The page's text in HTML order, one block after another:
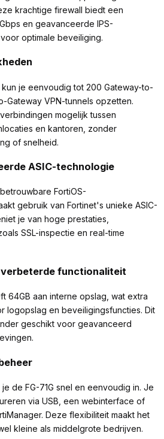
krachtige firewall biedt een
en geavanceerde IPS-
optimale beveiliging.
kun je eenvoudig tot 200 Gateway-to-
Gateway VPN-tunnels opzetten.
mogelijk tussen
en kantoren, zonder
of snelheid.
ASIC-technologie
FortiOS-
gebruik van Fortinet's unieke ASIC-
je van hoge prestaties,
SSL-inspectie en real-time
functionaliteit
64GB aan interne opslag, wat extra
logopslag en beveiligingsfuncties. Dit
geschikt voor geavanceerd
de FG-71G snel en eenvoudig in. Je
via USB, een webinterface of
Deze flexibiliteit maakt het
kleine als middelgrote bedrijven.